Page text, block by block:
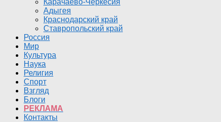
Карачаево-Черкесия
Адыгея
Краснодарский край
Ставропольский край
Россия
Мир
Культура
Наука
Религия
Спорт
Взгляд
Блоги
РЕКЛАМА
Контакты